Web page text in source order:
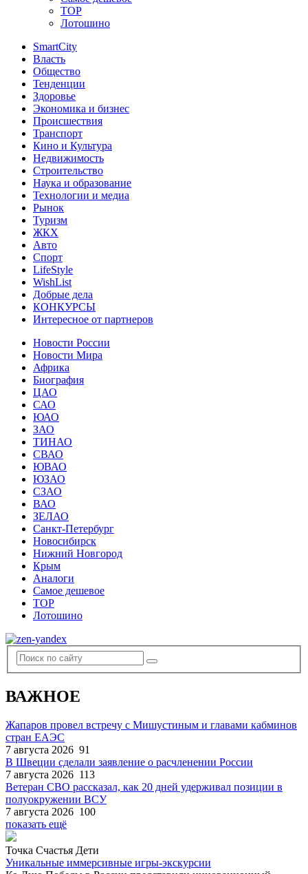
TOP
Лотошино
SmartCity
Власть
Общество
Тенденции
Здоровье
Экономика и бизнес
Происшествия
Транспорт
Кино и Культура
Недвижимость
Строительство
Наука и образование
Технологии и медиа
Рынок
Туризм
ЖКХ
Авто
Спорт
LifeStyle
WishList
Добрые дела
КОНКУРСЫ
Интересное от партнеров
Новости России
Новости Мира
Африка
Биография
ЦАО
САО
ЮАО
ЗАО
ТИНАО
СВАО
ЮВАО
ЮЗАО
СЗАО
ВАО
ЗЕЛАО
Санкт-Петербург
Новосибирск
Нижний Новгород
Крым
Аналоги
Самое дешевое
TOP
Лотошино
ВАЖНОЕ
Жапаров провел встречу с Мишустиным и главами кабминов
стран ЕАЭС
7 августа 2026 91
В Швеции сделали заявление о расчленении России
7 августа 2026 113
Ветеран СВО рассказал, как 20 дней удерживал позиции в
полуокружении ВСУ
7 августа 2026 100
показать ещё
Точка Счастья Дети
Уникальные иммерсивные игры-экскурсии